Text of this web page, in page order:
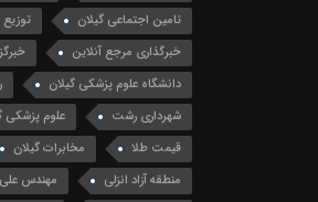
تامین اجتماعی گیلان
خبرگذاری مرجع آنلاین
دانشگاه علوم پزشکی گیلان
شهرداری رشت
علوم پزشکی
قیمت طلا
مخابرات گیلان
منطقه آزاد انزلی
مهندس علی